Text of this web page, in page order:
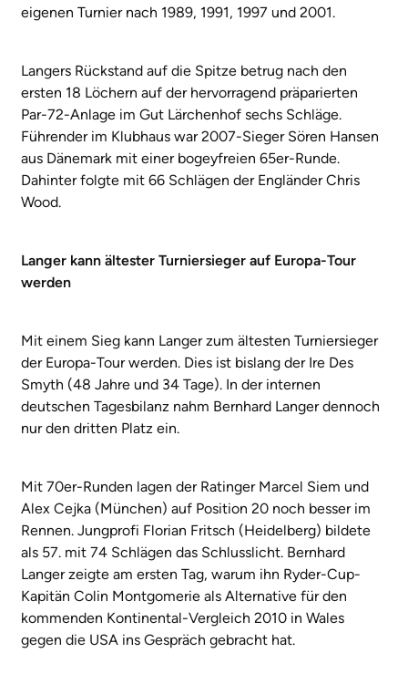
eigenen Turnier nach 1989, 1991, 1997 und 2001.
Langers Rückstand auf die Spitze betrug nach den
ersten 18 Löchern auf der hervorragend präparierten
Par-72-Anlage im Gut Lärchenhof sechs Schläge.
Führender im Klubhaus war 2007-Sieger Sören Hansen
aus Dänemark mit einer bogeyfreien 65er-Runde.
Dahinter folgte mit 66 Schlägen der Engländer Chris
Wood.
Langer kann ältester Turniersieger auf Europa-Tour
werden
Mit einem Sieg kann Langer zum ältesten Turniersieger
der Europa-Tour werden. Dies ist bislang der Ire Des
Smyth (48 Jahre und 34 Tage). In der internen
deutschen Tagesbilanz nahm Bernhard Langer dennoch
nur den dritten Platz ein.
Mit 70er-Runden lagen der Ratinger Marcel Siem und
Alex Cejka (München) auf Position 20 noch besser im
Rennen. Jungprofi Florian Fritsch (Heidelberg) bildete
als 57. mit 74 Schlägen das Schlusslicht. Bernhard
Langer zeigte am ersten Tag, warum ihn Ryder-Cup-
Kapitän Colin Montgomerie als Alternative für den
kommenden Kontinental-Vergleich 2010 in Wales
gegen die USA ins Gespräch gebracht hat.